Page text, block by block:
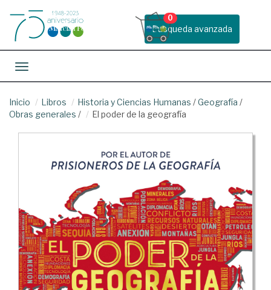
Busqueda avanzada
0
Toggle navigation
Inicio Libros Historia y Ciencias Humanas /Geografía /
Obras generales / El poder de la geografía